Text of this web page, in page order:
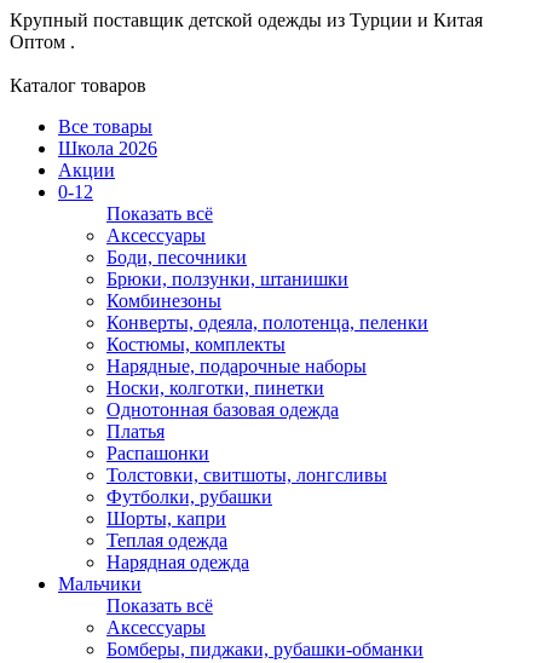
Крупный поставщик детской одежды из Турции и Китая
Оптом .
Каталог товаров
Все товары
Школа 2026
Акции
0-12
Показать всё
Аксессуары
Боди, песочники
Брюки, ползунки, штанишки
Комбинезоны
Конверты, одеяла, полотенца, пеленки
Костюмы, комплекты
Нарядные, подарочные наборы
Носки, колготки, пинетки
Однотонная базовая одежда
Платья
Распашонки
Толстовки, свитшоты, лонгсливы
Футболки, рубашки
Шорты, капри
Теплая одежда
Нарядная одежда
Мальчики
Показать всё
Аксессуары
Бомберы, пиджаки, рубашки-обманки